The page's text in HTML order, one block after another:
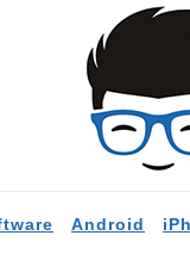
Android